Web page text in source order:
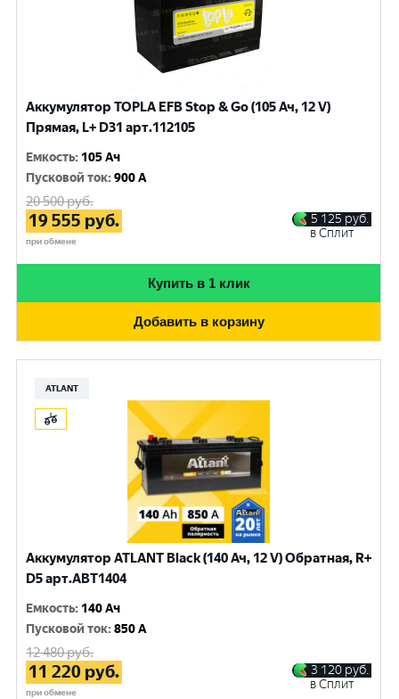
Аккумулятор TOPLA EFB Stop & Go (105 Ач, 12 V)
Прямая, L+ D31 арт.112105
Емкость: 105 Ач
Пусковой ток:900 A
20 500руб.
19 555 руб.
при обмене
5 125 руб.
в Сплит
Купить в 1 клик
Добавить в корзину
ATLANT
Аккумулятор ATLANT Black (140 Ач, 12 V) Обратная, R+
D5 арт.ABT1404
Емкость: 140 Ач
Пусковой ток:850 A
12 480руб.
11 220 руб.
при обмене
3 120 руб.
в Сплит